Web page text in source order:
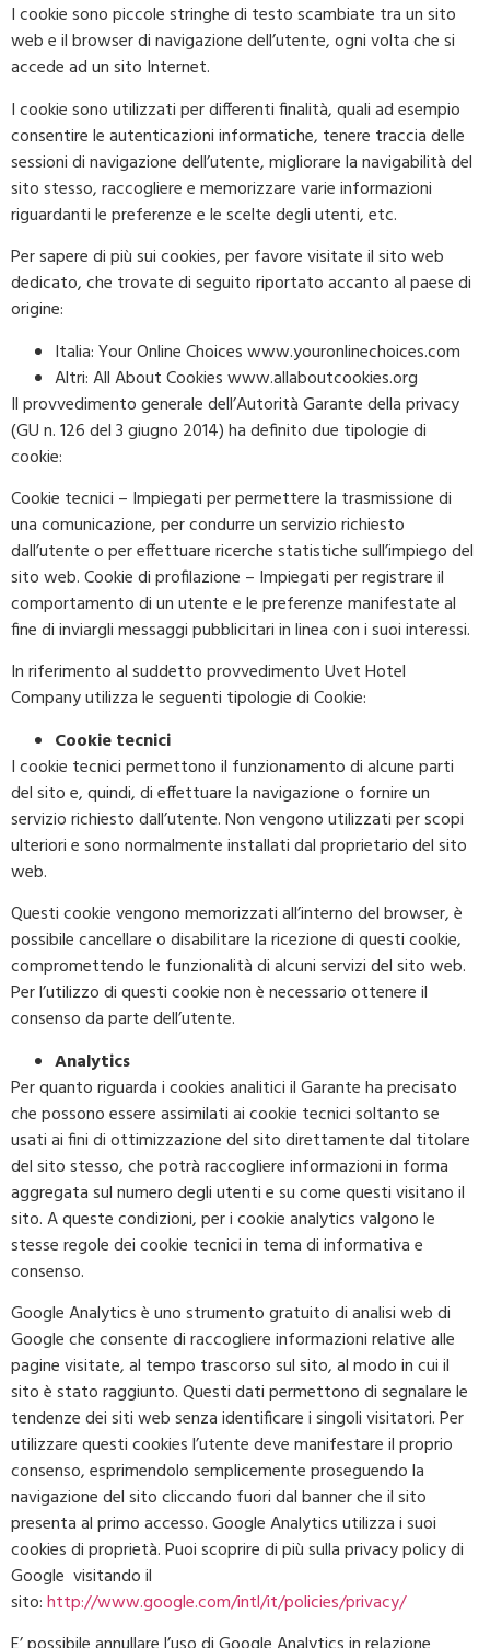
I cookie sono piccole stringhe di testo scambiate tra un sito
web e il browser di navigazione dell’utente, ogni volta che si
accede ad un sito Internet.
I cookie sono utilizzati per differenti finalità, quali ad esempio
consentire le autenticazioni informatiche, tenere traccia delle
sessioni di navigazione dell’utente, migliorare la navigabilità del
sito stesso, raccogliere e memorizzare varie informazioni
riguardanti le preferenze e le scelte degli utenti, etc.
Per sapere di più sui cookies, per favore visitate il sito web
dedicato, che trovate di seguito riportato accanto al paese di
origine:
Italia: Your Online Choices www.youronlinechoices.com
Altri: All About Cookies www.allaboutcookies.org
Il provvedimento generale dell’Autorità Garante della privacy
(GU n. 126 del 3 giugno 2014) ha definito due tipologie di
cookie:
Cookie tecnici – Impiegati per permettere la trasmissione di
una comunicazione, per condurre un servizio richiesto
dall’utente o per effettuare ricerche statistiche sull’impiego del
sito web. Cookie di profilazione – Impiegati per registrare il
comportamento di un utente e le preferenze manifestate al
fine di inviargli messaggi pubblicitari in linea con i suoi interessi.
In riferimento al suddetto provvedimento Uvet Hotel
Company utilizza le seguenti tipologie di Cookie:
Cookie tecnici
I cookie tecnici permettono il funzionamento di alcune parti
del sito e, quindi, di effettuare la navigazione o fornire un
servizio richiesto dall’utente. Non vengono utilizzati per scopi
ulteriori e sono normalmente installati dal proprietario del sito
web.
Questi cookie vengono memorizzati all’interno del browser, è
possibile cancellare o disabilitare la ricezione di questi cookie,
compromettendo le funzionalità di alcuni servizi del sito web.
Per l’utilizzo di questi cookie non è necessario ottenere il
consenso da parte dell’utente.
Analytics
Per quanto riguarda i cookies analitici il Garante ha precisato
che possono essere assimilati ai cookie tecnici soltanto se
usati ai fini di ottimizzazione del sito direttamente dal titolare
del sito stesso, che potrà raccogliere informazioni in forma
aggregata sul numero degli utenti e su come questi visitano il
sito. A queste condizioni, per i cookie analytics valgono le
stesse regole dei cookie tecnici in tema di informativa e
consenso.
Google Analytics è uno strumento gratuito di analisi web di
Google che consente di raccogliere informazioni relative alle
pagine visitate, al tempo trascorso sul sito, al modo in cui il
sito è stato raggiunto. Questi dati permettono di segnalare le
tendenze dei siti web senza identificare i singoli visitatori. Per
utilizzare questi cookies l’utente deve manifestare il proprio
consenso, esprimendolo semplicemente proseguendo la
navigazione del sito cliccando fuori dal banner che il sito
presenta al primo accesso. Google Analytics utilizza i suoi
cookies di proprietà. Puoi scoprire di più sulla privacy policy di
Google visitando il
sito:http://www.google.com/intl/it/policies/privacy/